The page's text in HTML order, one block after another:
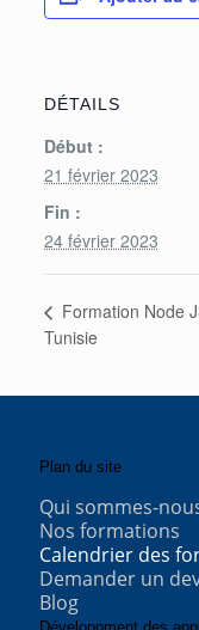
DÉTAILS
Début :
21 février 2023
Fin :
24 février 2023
Formation Node
Tunisie
Plan du site
Qui sommes-
Nos formations
Calendrier des
Demander un
Blog